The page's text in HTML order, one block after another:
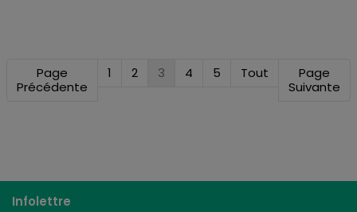
Page
Précédente
1 2 3 4 5 Tout
Page
Suivante
Infolettre